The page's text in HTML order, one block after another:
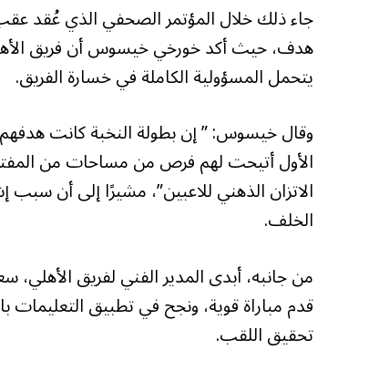
جاء ذلك خلال المؤتمر الصحفي الذي عُقد عقب
هدف، حيث أكد خورخي خيسوس أن فريق
يتحمل المسؤولية الكاملة في خسارة الفريق.
وقال خيسوس: ” إن بطولة النخبة كانت
الأول أتيحت لهم فرص من مساحات من
الاتزان الذهني للاعبين”، مشيرًا إلى أن
الخلف.
من جانبه، أبدى المدير الفني لفريق الأهلي،
قدم مباراة قوية، ونجح في تطبيق
تحقيق اللقب.